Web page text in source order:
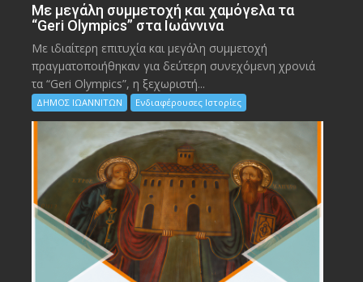
Με μεγάλη συμμετοχή και χαμόγελα τα
“Geri Olympics” στα Ιωάννινα
Με ιδιαίτερη επιτυχία και μεγάλη συμμετοχή
πραγματοποιήθηκαν για δεύτερη συνεχόμενη χρονιά
τα “Geri Olympics”, η ξεχωριστή...
ΔΗΜΟΣ ΙΩΑΝΝΙΤΩΝ Ενδιαφέρουσες Ιστορίες